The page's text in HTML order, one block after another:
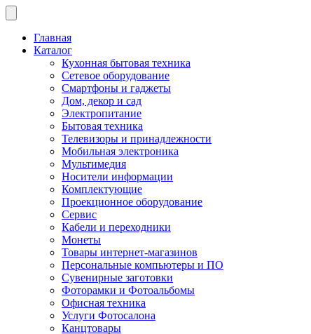
Главная
Каталог
Кухонная бытовая техника
Сетевое оборудование
Смартфоны и гаджеты
Дом, декор и сад
Электропитание
Бытовая техника
Телевизоры и принадлежности
Мобильная электроника
Мультимедия
Носители информации
Комплектующие
Проекционное оборудование
Сервис
Кабели и переходники
Монеты
Товары интернет-магазинов
Персональные компьютеры и ПО
Сувенирные заготовки
Фоторамки и Фотоальбомы
Офисная техника
Услуги Фотосалона
Канцтовары